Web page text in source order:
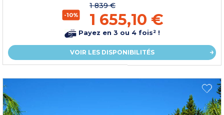
-10%
1 839 €
1 655,10 €
Payez en 3 ou 4 fois² !
VOIR LES DISPONIBILITÉS